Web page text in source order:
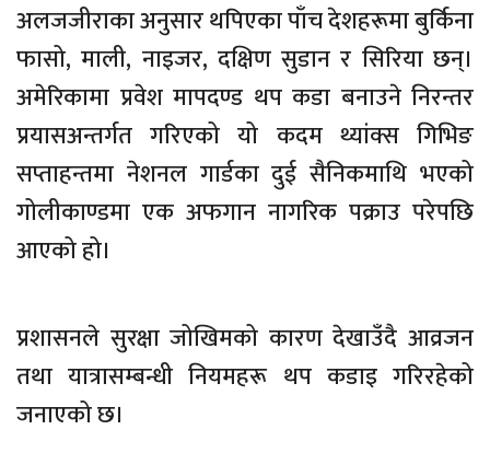
अलजजीराका अनुसार थपिएका पाँच देशहरूमा बुर्किना
फासो, माली, नाइजर, दक्षिण सुडान र सिरिया छन्।
अमेरिकामा प्रवेश मापदण्ड थप कडा बनाउने निरन्तर
प्रयासअन्तर्गत गरिएको यो कदम थ्यांक्स गिभिङ
सप्ताहन्तमा नेशनल गार्डका दुई सैनिकमाथि भएको
गोलीकाण्डमा एक अफगान नागरिक पक्राउ परेपछि
आएको हो।
प्रशासनले सुरक्षा जोखिमको कारण देखाउँदै आव्रजन
तथा यात्रासम्बन्धी नियमहरू थप कडाइ गरिरहेको
जनाएको छ।